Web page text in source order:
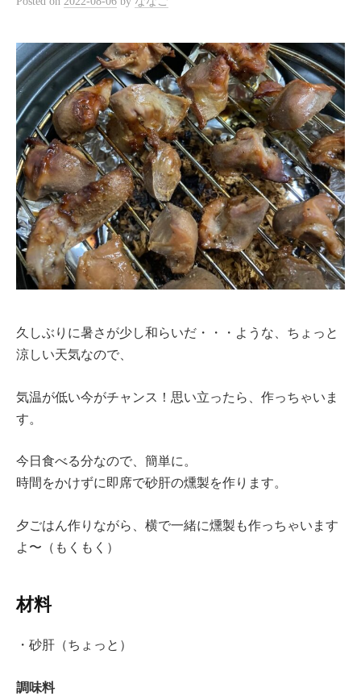
久しぶりに暑さが少し和らいだ・・・ような、ちょっと
涼しい天気なので、
気温が低い今がチャンス！思い立ったら、作っちゃいま
す。
今日食べる分なので、簡単に。
時間をかけずに即席で砂肝の燻製を作ります。
夕ごはん作りながら、横で一緒に燻製も作っちゃいます
よ〜（もくもく）
材料
・砂肝（ちょっと）
調味料